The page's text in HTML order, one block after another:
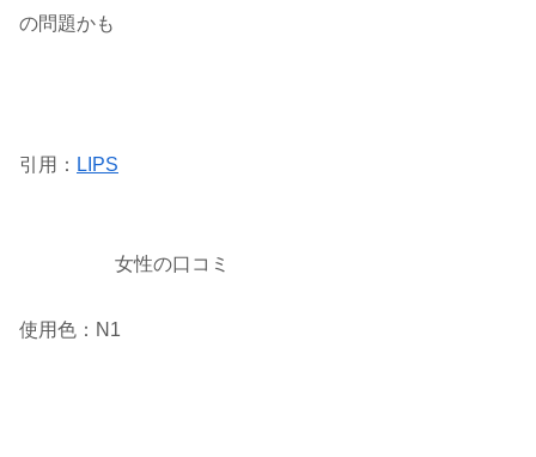
の問題かも
引用： LIPS
女性の口コミ
使用色：N1